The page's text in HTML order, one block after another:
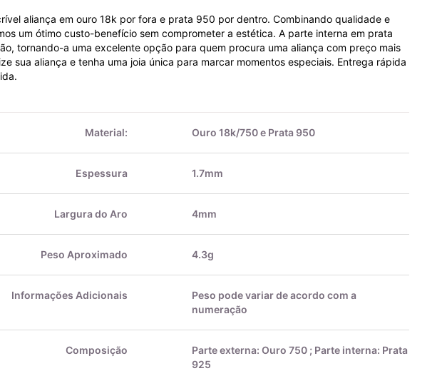
aliança em ouro 18k por fora e prata 950 por dentro. Combinando qualidade e
um ótimo custo-benefício sem comprometer a estética. A parte interna em prata
tornando-a uma excelente opção para quem procura uma aliança com preço mais
sua aliança e tenha uma joia única para marcar momentos especiais. Entrega rápida
Material: Ouro 18k/750 e Prata 950
Espessura 1.7mm
Largura do Aro 4mm
Peso Aproximado 4.3g
Informações Adicionais
Peso pode variar de acordo com a
numeração
Composição
Parte externa: Ouro 750 ; Parte interna: Prata
925